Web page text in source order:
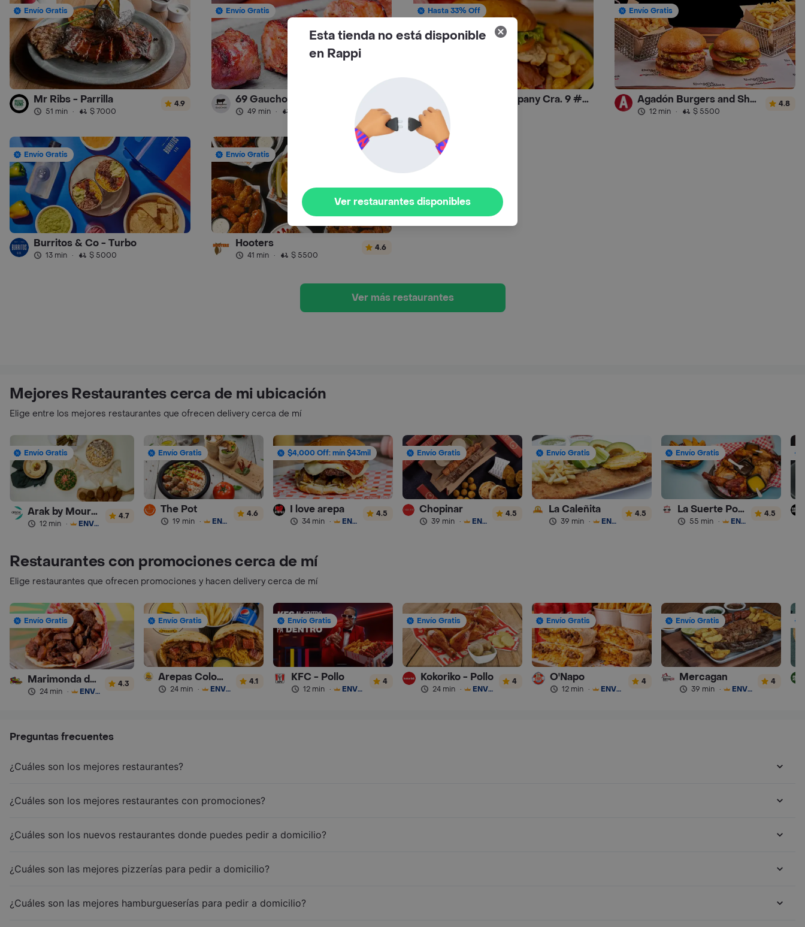
Envío Gratis
Mr Ribs - Parrilla
51 min · $ 7000
4.9
Envío Gratis
69 Gauchos - Carnes
49 min ·
Hasta 33% Off
Beef Burger Company Cra. 9 ##60-22
24 min
Envío Gratis
Agadón Burgers and Shakes
12 min · $ 5500
4.8
Envío Gratis
Burritos & Co - Turbo
13 min · $ 5000
Envío Gratis
Hooters
41 min · $ 5500
4.6
Ver más restaurantes
Mejores Restaurantes cerca de mi ubicación
Elige entre los mejores restaurantes que ofrecen delivery cerca de mí
Envío Gratis
Arak by Mourad
12 min · ENVÍO GRATIS
4.7
Envío Gratis
The Pot
19 min · ENVÍO GRATIS
4.6
$4,000 Off: mín $43mil
I love arepa
34 min · ENVÍO GRATIS
4.5
Envío Gratis
Chopinar
39 min · ENVÍO GRATIS
4.5
Envío Gratis
La Caleñita
39 min · ENVÍO GRATIS
4.5
Envío Gratis
La Suerte Pollo Artesanal
55 min · ENVÍO GRATIS
4.5
Restaurantes con promociones cerca de mí
Elige restaurantes que ofrecen promociones y hacen delivery cerca de mí
Envío Gratis
Marimonda del Mono
24 min · ENVÍO GRATIS
4.3
Envío Gratis
Arepas Colombianas Premium
24 min · ENVÍO GRATIS
4.1
Envío Gratis
KFC - Pollo
12 min · ENVÍO GRATIS
4
Envío Gratis
Kokoriko - Pollo
24 min · ENVÍO GRATIS
4
Envío Gratis
O'Napo
12 min · ENVÍO GRATIS
4
Envío Gratis
Mercagan
39 min · ENVÍO GRATIS
4
Preguntas frecuentes
¿Cuáles son los mejores restaurantes?
¿Cuáles son los mejores restaurantes con promociones?
¿Cuáles son los nuevos restaurantes donde puedes pedir a domicilio?
¿Cuáles son las mejores pizzerías para pedir a domicilio?
¿Cuáles son las mejores hamburgueserías para pedir a domicilio?
Esta tienda no está disponible
en Rappi
Ver restaurantes disponibles